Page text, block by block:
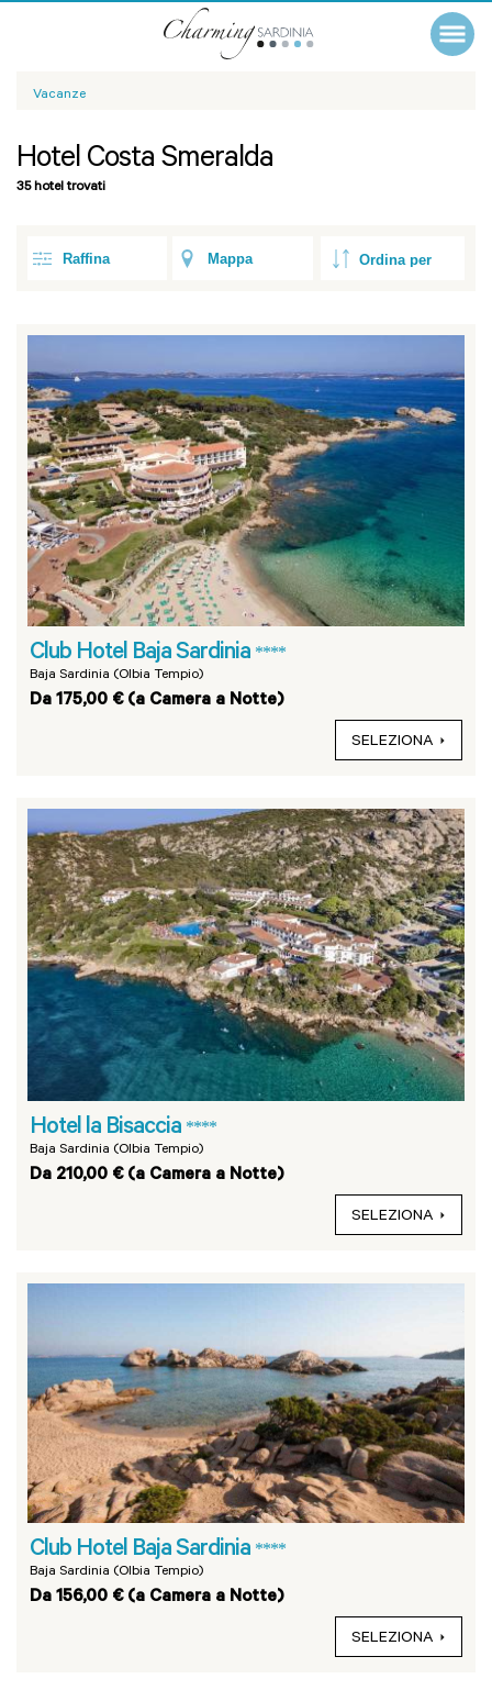
Vacanze
Hotel Costa Smeralda
35 hotel trovati
Raffina Mappa
Club Hotel Baja Sardinia ****
Baja Sardinia (Olbia Tempio)
Da 175,00 € (a Camera a Notte)
SELEZIONA
Hotel la Bisaccia ****
Baja Sardinia (Olbia Tempio)
Da 210,00 € (a Camera a Notte)
SELEZIONA
Club Hotel Baja Sardinia ****
Baja Sardinia (Olbia Tempio)
Da 156,00 € (a Camera a Notte)
SELEZIONA